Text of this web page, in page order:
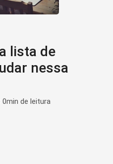
lista de
nessa
0min de leitura